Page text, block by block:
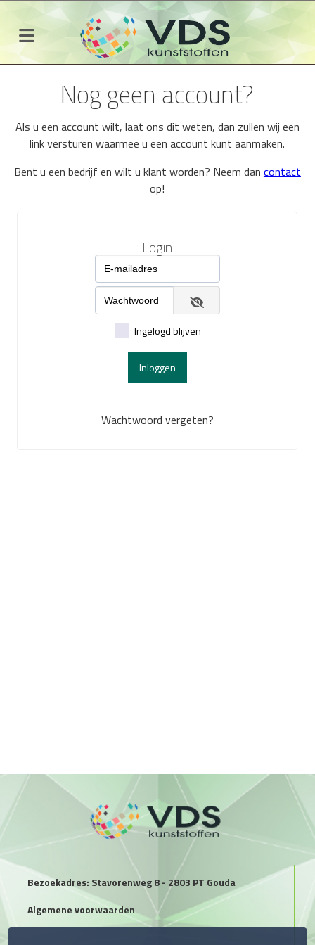
Nog geen account?
Als u een account wilt, laat ons dit weten, dan zullen wij een
link versturen waarmee u een account kunt aanmaken.
Bent u een bedrijf en wilt u klant worden? Neem dan contact
op!
Login
Ingelogd blijven
Inloggen
Wachtwoord vergeten?
Bezoekadres: Stavorenweg 8 - 2803 PT Gouda
Algemene voorwaarden